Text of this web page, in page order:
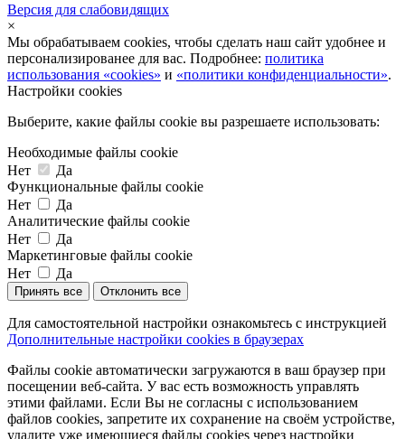
Версия для слабовидящих
×
Мы обрабатываем cookies, чтобы сделать наш сайт удобнее и
персонализированее для вас. Подробнее: политика
использования «cookies» и «политики конфиденциальности».
Настройки cookies
Выберите, какие файлы cookie вы разрешаете использовать:
Необходимые файлы cookie
Нет
Да
Функциональные файлы cookie
Нет
Да
Аналитические файлы cookie
Нет
Да
Маркетинговые файлы cookie
Нет
Да
Принять все Отклонить все
Для самостоятельной настройки ознакомьтесь с инструкцией
Дополнительные настройки cookies в браузерах
Файлы cookie автоматически загружаются в ваш браузер при
посещении веб-сайта. У вас есть возможность управлять
этими файлами. Если Вы не согласны с использованием
файлов cookies, запретите их сохранение на своём устройстве,
удалите уже имеющиеся файлы cookies через настройки